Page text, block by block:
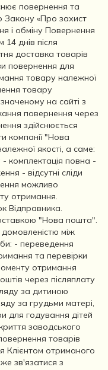
повернення та
Закону «Про захист
і обміну Повернення
днів після
доставка товарів
повернення для
товару належної
товару
на сайті з
повернення через
здійснюється
компанії "Нова
якості, а саме:
комплектація повна -
- відсутні сліди
можливо
отримання.
Відправника.
"Нова пошта".
між
- переведення
та перевірки
отримання
через післяплату
за дитиною
за грудьми матері,
для годування дітей
заводського
товарів
Клієнтом отриманого
зв'язатися з